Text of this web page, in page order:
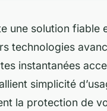
une solution fiable
technologies
instantanées
simplicité
la protection de